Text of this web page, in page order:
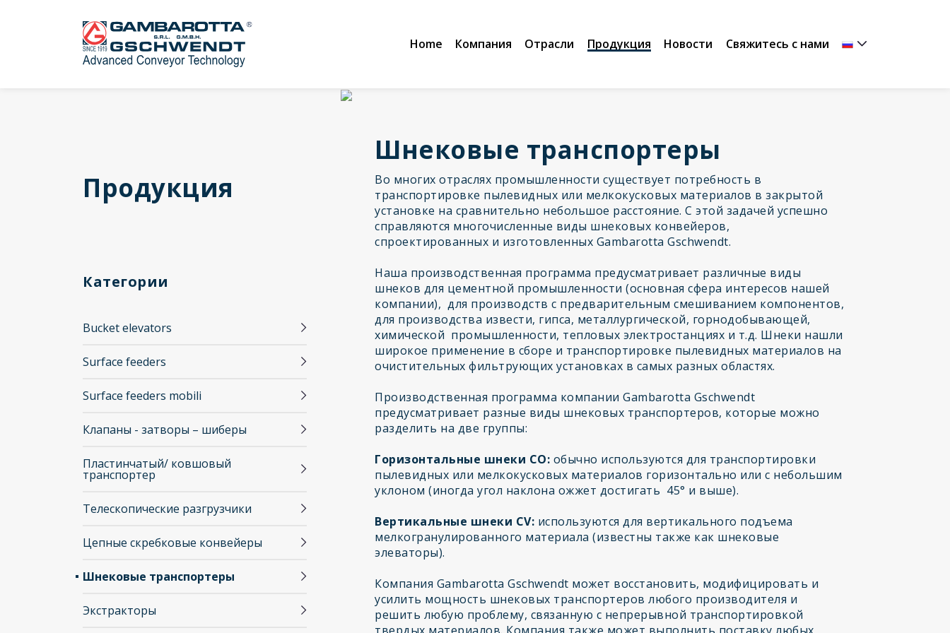
Home Компания Отрасли Продукция Новости Свяжитесь с нами
Продукция
Категории
Bucket elevators
Surface feeders
Surface feeders mobili
Клапаны - затворы – шиберы
Пластинчатый/ ковшовый
транспортер
Телескопические разгрузчики
Цепные скребковые конвейеры
Шнековые транспортеры
Экстракторы
Шнековые транспортеры
Во многих отраслях промышленности существует потребность в
транспортировке пылевидных или мелкокусковых материалов в закрытой
установке на сравнительно небольшое расстояние. С этой задачей успешно
справляются многочисленные виды шнековых конвейеров,
спроектированных и изготовленных Gambarotta Gschwendt.
Наша производственная программа предусматривает различные виды
шнеков для цементной промышленности (основная сфера интересов нашей
компании), для производств с предварительным смешиванием компонентов,
для производства извести, гипса, металлургической, горнодобывающей,
химической промышленности, тепловых электростанциях и т.д. Шнеки нашли
широкое применение в сборе и транспортировке пылевидных материалов на
очистительных фильтрующих установках в самых разных областях.
Производственная программа компании Gambarotta Gschwendt
предусматривает разные виды шнековых транспортеров, которые можно
разделить на две группы:
Горизонтальные шнеки CO: обычно используются для транспортировки
пылевидных или мелкокусковых материалов горизонтально или с небольшим
уклоном (иногда угол наклона ожжет достигать 45° и выше).
Вертикальные шнеки CV: используются для вертикального подъема
мелкогранулированного материала (известны также как шнековые
элеваторы).
Компания Gambarotta Gschwendt может восстановить, модифицировать и
усилить мощность шнековых транспортеров любого производителя и
решить любую проблему, связанную с непрерывной транспортировкой